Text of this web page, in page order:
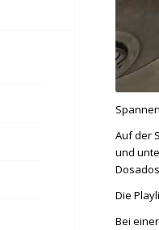
Auf der
und
Die
Bei